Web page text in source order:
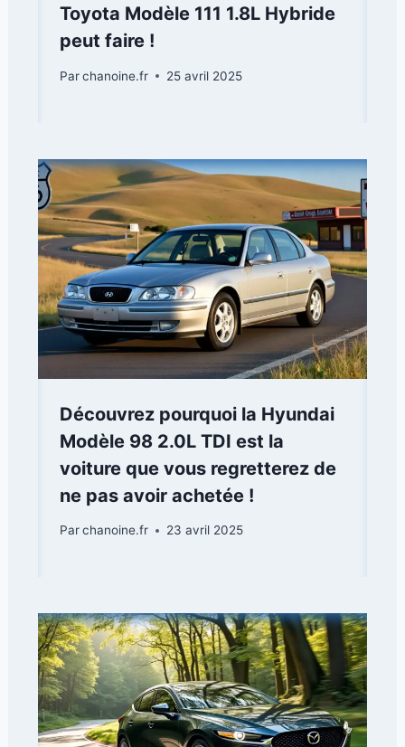
Toyota Modèle 111 1.8L Hybride
peut faire !
Parchanoine.fr 25 avril 2025
Découvrez pourquoi la Hyundai
Modèle 98 2.0L TDI est la
voiture que vous regretterez de
ne pas avoir achetée !
Parchanoine.fr 23 avril 2025